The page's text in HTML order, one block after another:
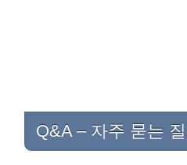
Q&A – 자주 묻는